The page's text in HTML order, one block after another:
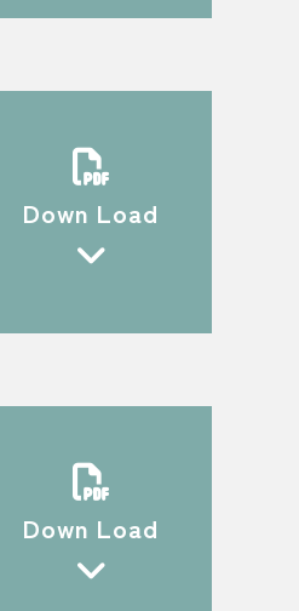
Down Load
Down Load